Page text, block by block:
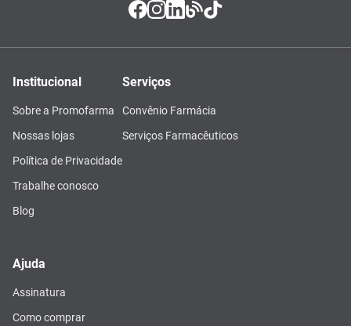
Institucional
Sobre a Promofarma
Nossas lojas
Política de Privacidade
Trabalhe conosco
Blog
Serviços
Convênio Farmácia
Serviços Farmacêuticos
Ajuda
Assinatura
Como comprar